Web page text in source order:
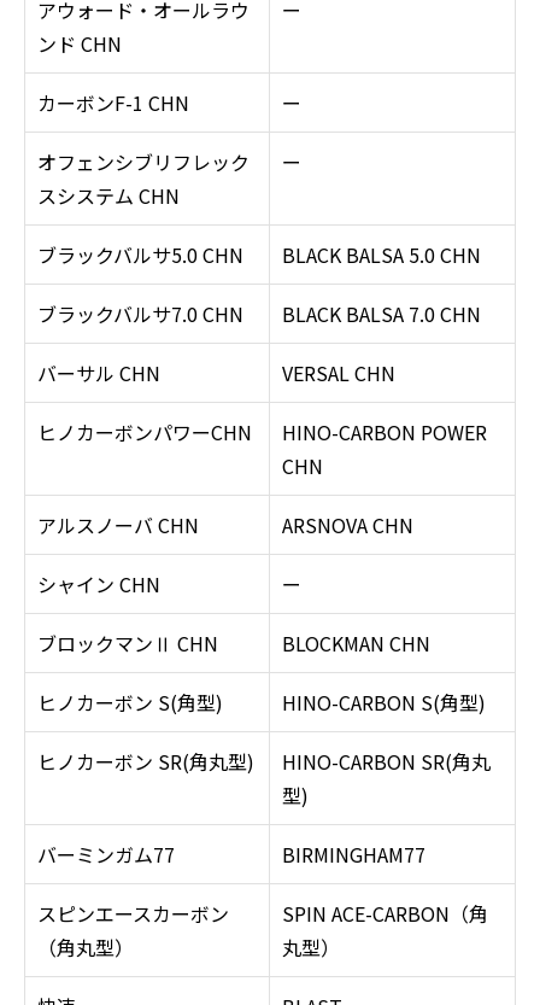
アウォード・オールラウ
ンド CHN
ー
カーボンF-1 CHN ー
オフェンシブリフレック
スシステム CHN
ー
ブラックバルサ5.0 CHN BLACK BALSA 5.0 CHN
ブラックバルサ7.0 CHN BLACK BALSA 7.0 CHN
バーサル CHN VERSAL CHN
ヒノカーボンパワーCHN
HINO-CARBON POWER
CHN
アルスノーバ CHN ARSNOVA CHN
シャイン CHN ー
ブロックマンⅡ CHN BLOCKMAN CHN
ヒノカーボン S(角型) HINO-CARBON S(角型)
ヒノカーボン SR(角丸型)
HINO-CARBON SR(角丸
型)
バーミンガム77 BIRMINGHAM77
スピンエースカーボン
（角丸型）
SPIN ACE-CARBON（角
丸型）